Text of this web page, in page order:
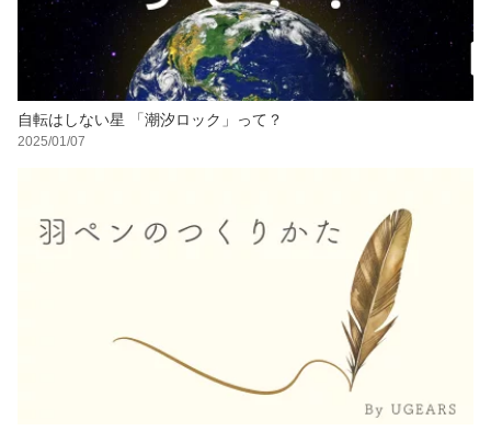
自転はしない星 「潮汐ロック」って？
2025/01/07